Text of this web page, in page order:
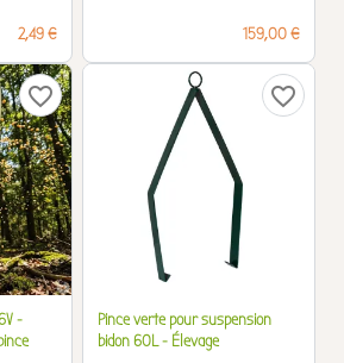
Prix
2,49 € Prix
159,00 €
favorite_border
-
favorite_border
Pince verte pour suspension
bidon 60L - Élevage